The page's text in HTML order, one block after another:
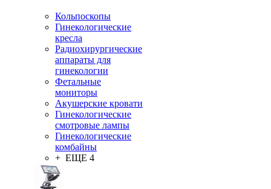
Кольпоскопы
Гинекологические
кресла
Радиохирургические
аппараты для
гинекологии
Фетальные
мониторы
Акушерские кровати
Гинекологические
смотровые лампы
Гинекологические
комбайны
+ ЕЩЕ 4